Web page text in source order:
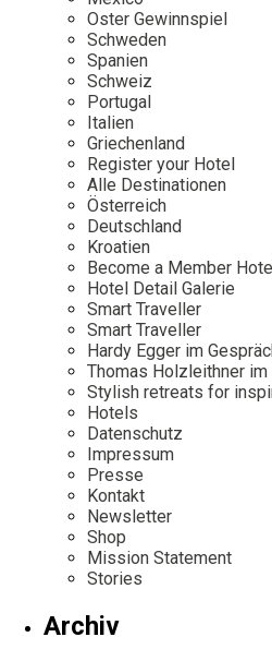
Mexico
Niederlande
Österreich
Portugal
Schweden
Spanien
Schweiz
Persönlichkeiten
Our Story
Career
Kontakt
Impressum
Oster Gewinnspiel
Schweden
Spanien
Schweiz
Portugal
Italien
Griechenland
Register your Hotel
Alle Destinationen
Österreich
Deutschland
Kroatien
Become a Member
Hotel Detail Galerie
Smart Traveller
Smart Traveller
Hardy Egger im
Thomas Holzleithner im
Stylish retreats for
Hotels
Datenschutz
Impressum
Presse
Kontakt
Newsletter
Shop
Mission Statement
Stories
Archiv